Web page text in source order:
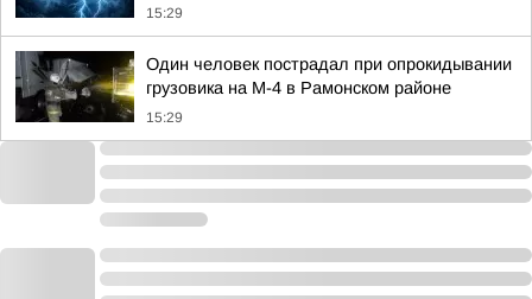
15:29
Один человек пострадал при опрокидывании
грузовика на М-4 в Рамонском районе
15:29